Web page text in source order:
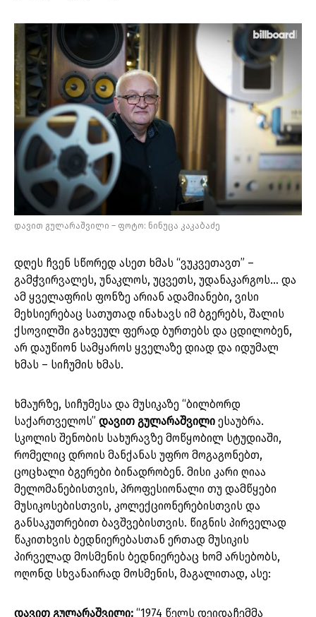
დავით გულარაშვილი – ფოტო: ნინუცა კაკაბაძე
დღეს ჩვენ სწორედ ასეთ ხმას “ვუკვეთავთ” –
გამჭვირვალეს, უნაკლოს, უცვეთს, უდანაკარგოს… და
ამ ყველაფრის ფონზე არიან ადამიანები, ვისი
მეხსიერებაც სათუთად ინახავს იმ ბგერებს, შალის
ქსოვილში გახვეულ ფერად ბურთებს და ცდილობენ,
არ დაუწიონ სამყაროს ყველაზე დიად და იდუმალ
ხმას – სიჩუმის ხმას.
ხმაურზე, სიჩუმესა და მუსიკაზე “ბილბორდ
საქართველოს” დავით გულარაშვილი ესაუბრა.
სკოლის შენობის სახურავზე მოწყობილ სტუდიაში,
რომელიც დროის მანქანას უფრო მოგაგონებთ,
ცოცხალი ბგერები ბინადრობენ. მისი კარი ღიაა
მელომანებისთვის, პროფესიონალი თუ დამწყები
მუსიკოსებისთვის, კოლექციონერებისთვის და
განსაკუთრებით ბავშვებისთვის. წიგნის პირველად
წაკითხვის ბედნიერებასთან ერთად მუსიკის
პირველად მოსმენის ბედნიერებაც ხომ არსებობს,
ოღონდ სხვანაირად მოსმენის, მაგალითად, ასე:
დავით გულარაშვილი: “1974 წელს დეიდაჩემმა